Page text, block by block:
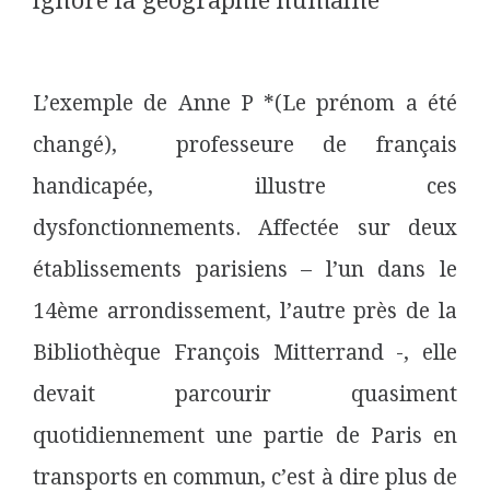
L’exemple de Anne P *(Le prénom a été
changé), professeure de français
handicapée, illustre ces
dysfonctionnements. Affectée sur deux
établissements parisiens – l’un dans le
14ème arrondissement, l’autre près de la
Bibliothèque François Mitterrand -, elle
devait parcourir quasiment
quotidiennement une partie de Paris en
transports en commun, c’est à dire plus de